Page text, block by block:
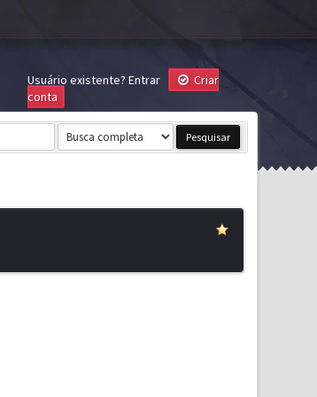
Usuário existente? Entrar
Criar
conta